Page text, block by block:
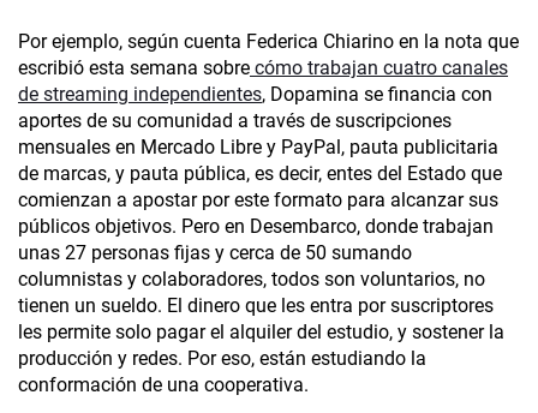
Por ejemplo, según cuenta Federica Chiarino en la nota que
escribió esta semana sobre cómo trabajan cuatro canales
de streaming independientes, Dopamina se financia con
aportes de su comunidad a través de suscripciones
mensuales en Mercado Libre y PayPal, pauta publicitaria
de marcas, y pauta pública, es decir, entes del Estado que
comienzan a apostar por este formato para alcanzar sus
públicos objetivos. Pero en Desembarco, donde trabajan
unas 27 personas fijas y cerca de 50 sumando
columnistas y colaboradores, todos son voluntarios, no
tienen un sueldo. El dinero que les entra por suscriptores
les permite solo pagar el alquiler del estudio, y sostener la
producción y redes. Por eso, están estudiando la
conformación de una cooperativa.